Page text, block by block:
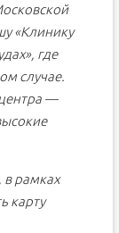
«Клинику
где
случае.
—
в рамках
карту